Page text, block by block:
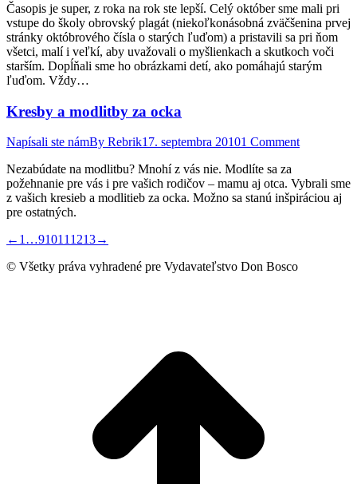
Časopis je super, z roka na rok ste lepší. Celý október sme mali pri
vstupe do školy obrovský plagát (niekoľkonásobná zväčšenina prvej
stránky októbrového čísla o starých ľuďom) a pristavili sa pri ňom
všetci, malí i veľkí, aby uvažovali o myšlienkach a skutkoch voči
starším. Dopĺňali sme ho obrázkami detí, ako pomáhajú starým
ľuďom. Vždy…
Kresby a modlitby za ocka
Napísali ste námBy Rebrik17. septembra 20101 Comment
Nezabúdate na modlitbu? Mnohí z vás nie. Modlíte sa za
požehnanie pre vás i pre vašich rodičov – mamu aj otca. Vybrali sme
z vašich kresieb a modlitieb za ocka. Možno sa stanú inšpiráciou aj
pre ostatných.
← 1 …91011 1213→
© Všetky práva vyhradené pre Vydavateľstvo Don Bosco